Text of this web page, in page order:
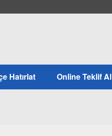
Hatırlat Online Teklif Al